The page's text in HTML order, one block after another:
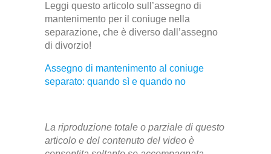
Leggi questo articolo sull’assegno di
mantenimento per il coniuge nella
separazione, che è diverso dall’assegno
di divorzio!
Assegno di mantenimento al coniuge
separato: quando sì e quando no
La riproduzione totale o parziale di questo
articolo e del contenuto del video è